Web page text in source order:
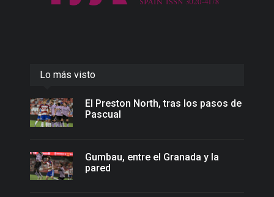
Lo más visto
El Preston North, tras los pasos de
Pascual
Gumbau, entre el Granada y la
pared